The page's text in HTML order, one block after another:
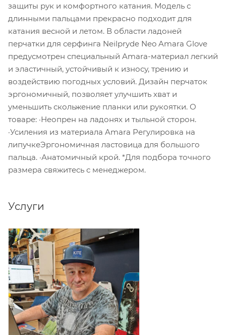
защиты рук и комфортного катания. Модель с
длинными пальцами прекрасно подходит для
катания весной и летом. В области ладоней
перчатки для серфинга Neilpryde Neo Amara Glove
предусмотрен специальный Amara-материал легкий
и эластичный, устойчивый к износу, трению и
воздействию погодных условий. Дизайн перчаток
эргономичный, позволяет улучшить хват и
уменьшить скольжение планки или рукоятки. О
товаре: ·Неопрен на ладонях и тыльной сторон.
·Усиления из материала Amara Регулировка на
липучкеЭргономичная ластовица для большого
пальца. ·Анатомичный крой. *Для подбора точного
размера свяжитесь с менеджером.
Услуги